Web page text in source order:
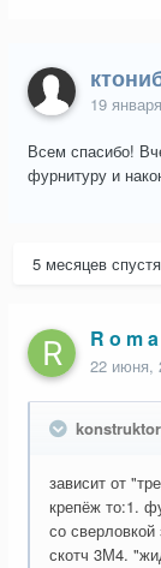
19
Всем спасибо!
фурнитуру и
5 месяцев
R o m
22 июня,
konstruktor
зависит от
крепёж то:1.
со
скотч 3М4.